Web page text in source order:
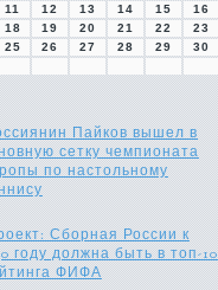
11 12 13 14 15
16
18 19 20 21 22
23
25 26 27 28 29
30
Пайков вышел в
сетку чемпионата
по настольному
Сборная России к
году должна быть в топ-10
ФИФА